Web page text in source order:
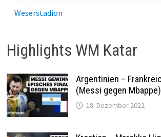
Weserstadion
Highlights WM Katar
Argentinien –
(Messi gegen Mbappe)
18. Dezember 2022